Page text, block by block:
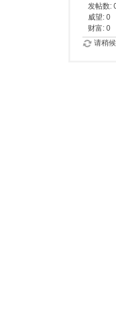
发帖数:
威望: 0
财富: 0
请稍